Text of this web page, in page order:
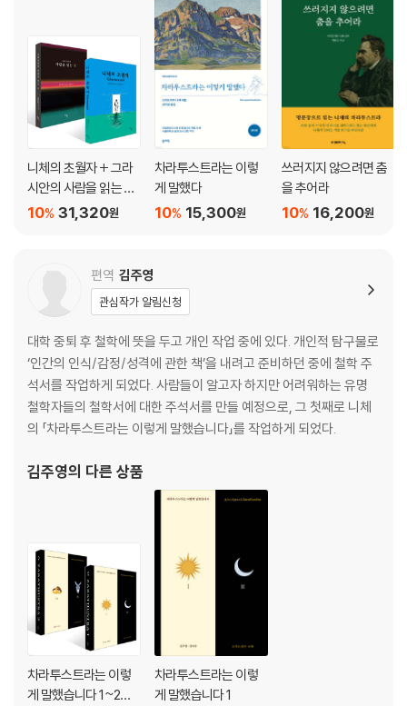
12장 최후의 만찬
13장 더 높은 인간에 대하여
14장 우울의 노래
15장 학문에 대하여
16장 사막의 딸들 사이에서
18장 나귀축제
19장 밤길을 걷는 자의 노래
20장 징조
니체의 초월자 + 그라
시안의 사람을 읽는 눈
세트 31,320원
10%
차라투스트라는 이렇
게 말했다
15,300원
10%
쓰러지지 않으려면 춤
을 추어라
16,200원
10%
편역 김주영
관심작가 알림신청
대학 중퇴 후 철학에 뜻을 두고 개인 작업 중에 있다. 개인적 탐구물로
‘인간의 인식/감정/성격에 관한 책’을 내려고 준비하던 중에 철학 주
석서를 작업하게 되었다. 사람들이 알고자 하지만 어려워하는 유명
철학자들의 철학서에 대한 주석서를 만들 예정으로, 그 첫째로 니체
의 「차라투스트라는 이렇게 말했습니다」를 작업하게 되었다.
김주영의 다른 상품
차라투스트라는 이렇
게 말했습니다 1~2권
차라투스트라는 이렇
게 말했습니다 1